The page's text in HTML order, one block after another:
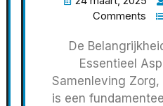
Comments
De
Essentieel
Samenleving
is een